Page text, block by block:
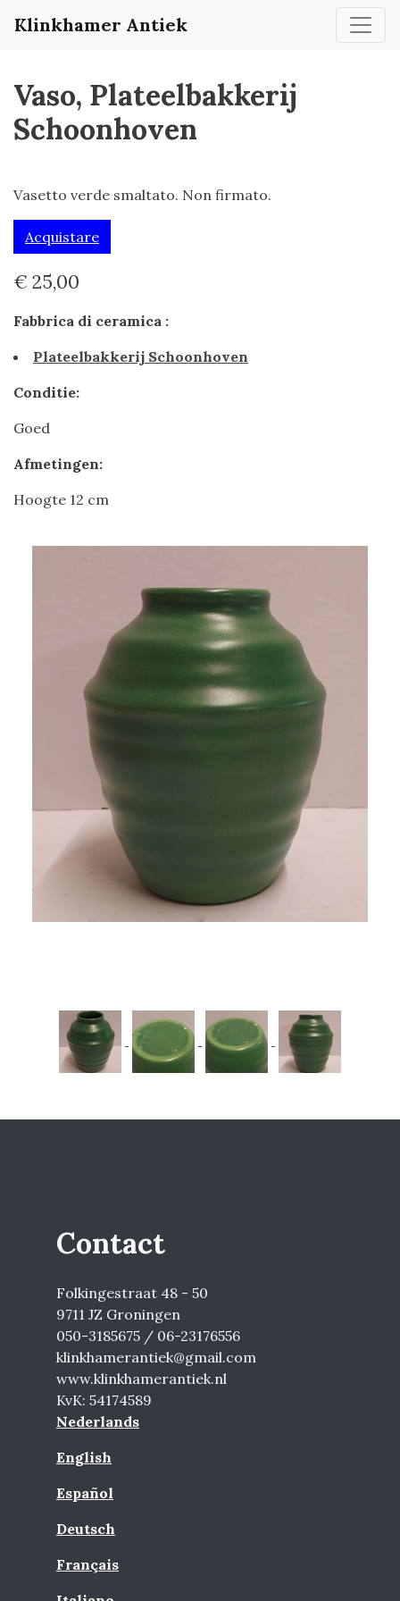
Klinkhamer Antiek
Vaso, Plateelbakkerij
Schoonhoven
Vasetto verde smaltato. Non firmato.
Acquistare
€ 25,00
Fabbrica di ceramica :
Plateelbakkerij Schoonhoven
Conditie:
Goed
Afmetingen:
Hoogte 12 cm
Contact
Folkingestraat 48 - 50
9711 JZ Groningen
050-3185675 / 06-23176556
klinkhamerantiek@gmail.com
www.klinkhamerantiek.nl
KvK: 54174589
Nederlands
English
Español
Deutsch
Français